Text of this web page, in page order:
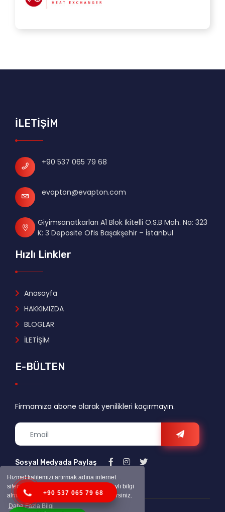
Hizmet kalitemizi artırmak adına internet
sitemizde çerezler kullanmaktayız. Detaylı bilgi
almak için çerez politikamızı inceleyebilirsiniz.
Daha Fazla Bilgi
+90 537 065 79 68
İLETİŞİM
+90 537 065 79 68
evapton@evapton.com
Giyimsanatkarları A1 Blok İkitelli O.S.B Mah. No: 323
K: 3 Deposite Ofis Başakşehir – İstanbul
Hızlı Linkler
Anasayfa
HAKKIMIZDA
BLOGLAR
İLETİŞİM
E-BÜLTEN
Firmamıza abone olarak yenilikleri kaçırmayın.
Sosyal Medyada Paylaş